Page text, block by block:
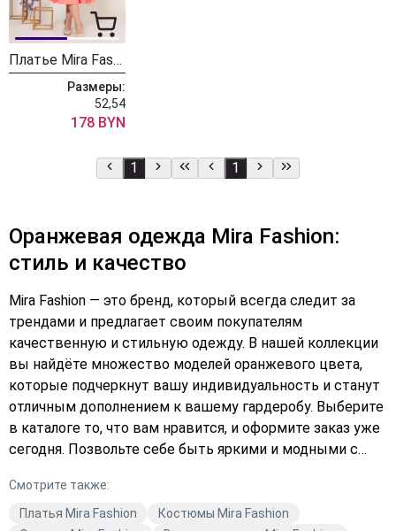
Платье Mira Fashion 5225
Размеры:
52,54
178 BYN
1 1
Оранжевая одежда Mira Fashion:
стиль и качество
Mira Fashion — это бренд, который всегда следит за
трендами и предлагает своим покупателям
качественную и стильную одежду. В нашей коллекции
вы найдёте множество моделей оранжевого цвета,
которые подчеркнут вашу индивидуальность и станут
отличным дополнением к вашему гардеробу. Выберите
в каталоге то, что вам нравится, и оформите заказ уже
сегодня. Позвольте себе быть яркими и модными с
традициям и возможность выделиться из толпы.
Подберите платье или куртку от Mira Fashion и станьте
Смотрите также:
Платья Mira Fashion
Костюмы Mira Fashion